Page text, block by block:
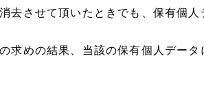
去させて頂いたときでも、保有個
求めの結果、当該の保有個人データ